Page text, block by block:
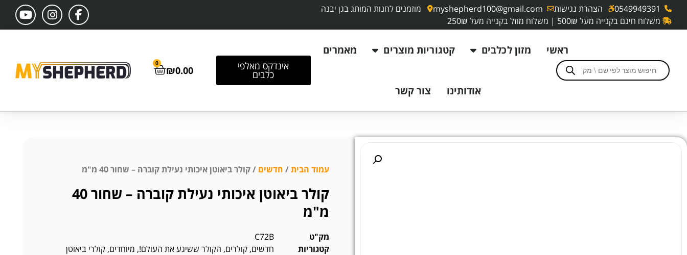
0549949391 הצהרת נגישות myshepherd100@gmail.com
מוזמנים לחנות המותג בגן יבנה
משלוח חינם בקנייה מעל 500₪ | משלוח מוזל בקנייה מעל 250₪
ראשי מזון לכלבים קטגוריות מוצרים מאמרים
אודותינו צור קשר
אינדקס מאלפי
כלבים ₪0.00
0
עמוד הבית/ חדשים / קולר ביאוטן איכותי נעילת קוברה – שחור 40 מ"מ
קולר ביאוטן איכותי נעילת קוברה – שחור 40
מ"מ
מק"ט
C72B
קטגוריות
חדשים, קולרים, הקולר ששיגע את העולם!, מיוחדים, קולרי ביאוטן